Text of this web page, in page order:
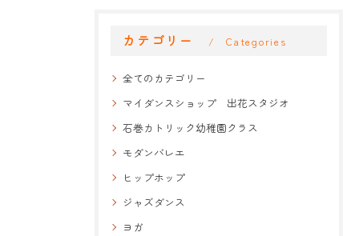
カテゴリー Categories
全てのカテゴリー
マイダンスショップ 出花スタジオ
石巻カトリック幼稚園クラス
モダンバレエ
ヒップホップ
ジャズダンス
ヨガ